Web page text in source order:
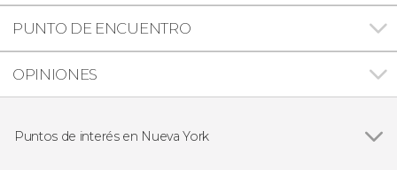
PUNTO DE ENCUENTRO
OPINIONES
Puntos de interés en Nueva York